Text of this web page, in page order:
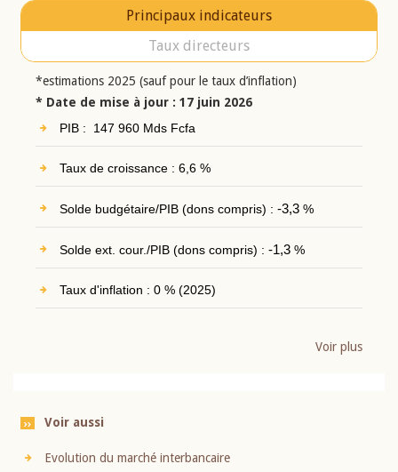
Principaux indicateurs
Taux directeurs
*estimations 2025 (sauf pour le taux d’inflation)
* Date de mise à jour : 17 juin 2026
PIB : 147 960 Mds Fcfa
Taux de croissance : 6,6 %
Solde budgétaire/PIB (dons compris) : -3,3%
Solde ext. cour./PIB (dons compris) : -1,3%
Taux d'inflation : 0 % (2025)
Voir plus
Voir aussi
Evolution du marché interbancaire